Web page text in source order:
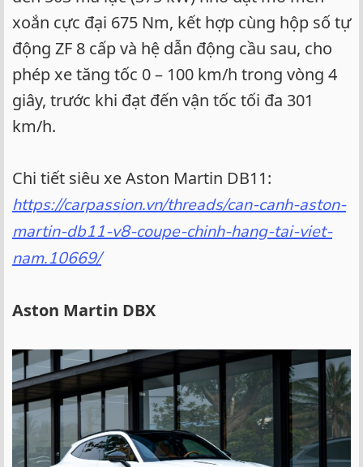
xoắn cực đại 675 Nm, kết hợp cùng hộp số tự
động ZF 8 cấp và hệ dẫn động cầu sau, cho
phép xe tăng tốc 0 – 100 km/h trong vòng 4
giây, trước khi đạt đến vận tốc tối đa 301
km/h.
Chi tiết siêu xe Aston Martin DB11:
https://carpassion.vn/threads/can-canh-aston-
martin-db11-v8-coupe-chinh-hang-tai-viet-
nam.10669/
Aston Martin DBX